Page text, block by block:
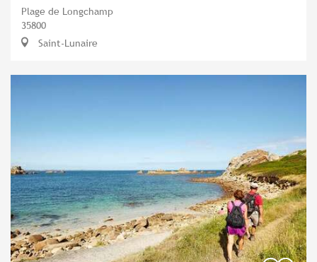
Plage de Longchamp
35800
Saint-Lunaire